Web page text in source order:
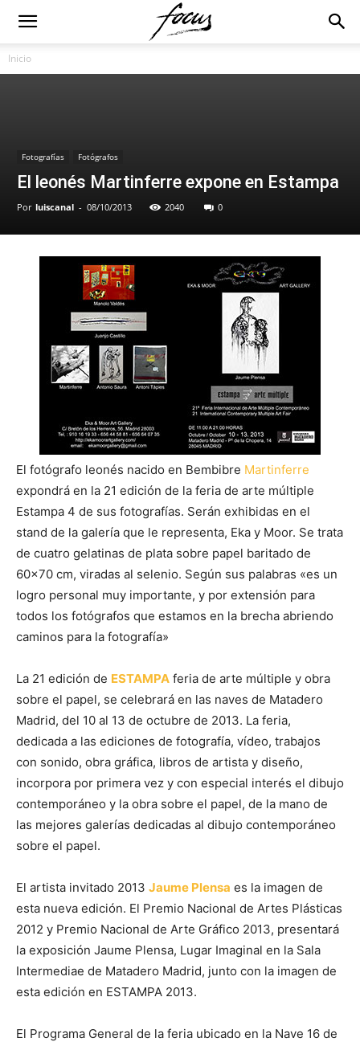
Inicio
Fotografías Fotógrafos
El leonés Martinferre expone en Estampa
Por luiscanal - 08/10/2013 2040 0
El fotógrafo leonés nacido en Bembibre Martinferre
expondrá en la 21 edición de la feria de arte múltiple
Estampa 4 de sus fotografías. Serán exhibidas en el
stand de la galería que le representa, Eka y Moor. Se trata
de cuatro gelatinas de plata sobre papel baritado de
60×70 cm, viradas al selenio. Según sus palabras «es un
logro personal muy importante, y por extensión para
todos los fotógrafos que estamos en la brecha abriendo
caminos para la fotografía»
La 21 edición de ESTAMPA feria de arte múltiple y obra
sobre el papel, se celebrará en las naves de Matadero
Madrid, del 10 al 13 de octubre de 2013. La feria,
dedicada a las ediciones de fotografía, vídeo, trabajos
con sonido, obra gráfica, libros de artista y diseño,
incorpora por primera vez y con especial interés el dibujo
contemporáneo y la obra sobre el papel, de la mano de
las mejores galerías dedicadas al dibujo contemporáneo
sobre el papel.
El artista invitado 2013 Jaume Plensa es la imagen de
esta nueva edición. El Premio Nacional de Artes Plásticas
2012 y Premio Nacional de Arte Gráfico 2013, presentará
la exposición Jaume Plensa, Lugar Imaginal en la Sala
Intermediae de Matadero Madrid, junto con la imagen de
esta edición en ESTAMPA 2013.
El Programa General de la feria ubicado en la Nave 16 de